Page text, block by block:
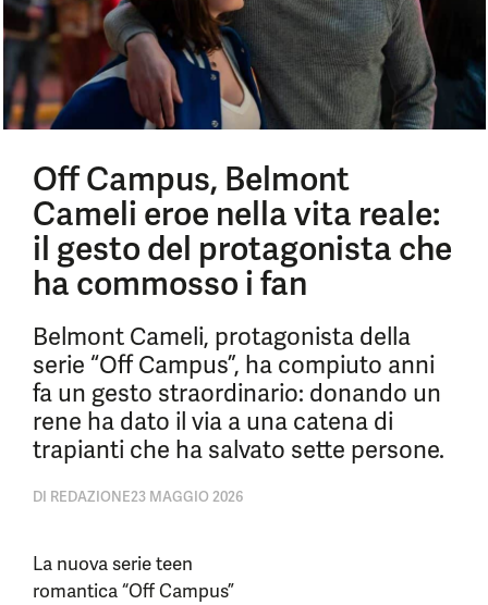
Off Campus, Belmont
Cameli eroe nella vita reale:
il gesto del protagonista che
ha commosso i fan
Belmont Cameli, protagonista della
serie “Off Campus”, ha compiuto anni
fa un gesto straordinario: donando un
rene ha dato il via a una catena di
trapianti che ha salvato sette persone.
DI REDAZIONE23 MAGGIO 2026
La nuova serie teen
romantica “Off Campus”